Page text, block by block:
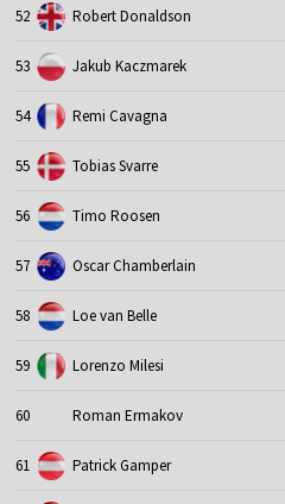
52 Robert Donaldson
53 Jakub Kaczmarek
54 Remi Cavagna
55 Tobias Svarre
56 Timo Roosen
57 Oscar Chamberlain
58 Loe van Belle
59 Lorenzo Milesi
60 Roman Ermakov
61 Patrick Gamper